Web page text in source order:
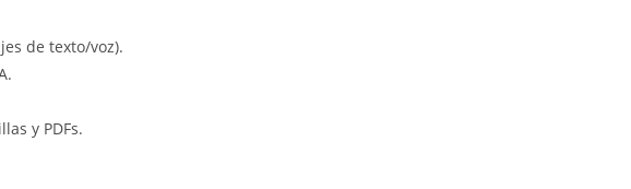
de texto/voz).
y PDFs.